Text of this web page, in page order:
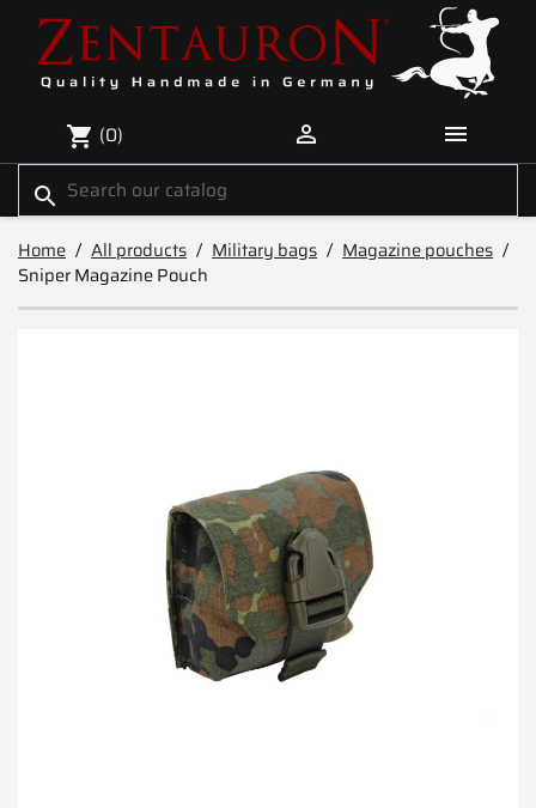
shopping_cart (0)  
search
Home All products Military bags
Magazine pouches
Sniper Magazine Pouch